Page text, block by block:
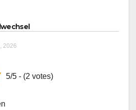
2026
5/5 - (2 votes)